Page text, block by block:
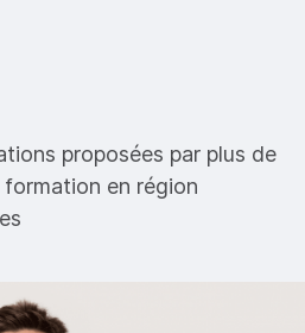
proposées par plus de
en région